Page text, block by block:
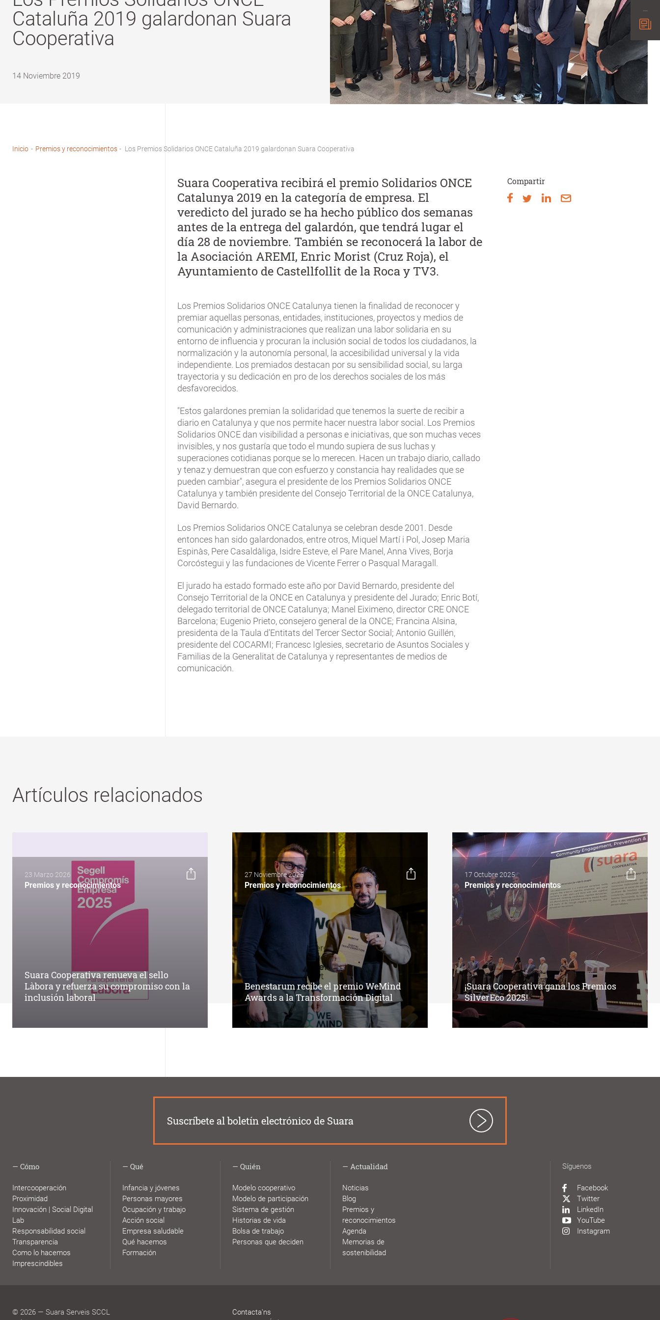
Cataluña 2019 galardonan Suara
Cooperativa
14 Noviembre 2019
Inicio - Premios y reconocimientos - Los Premios Solidarios ONCE Cataluña 2019 galardonan Suara Cooperativa
Compartir
Suara Cooperativa recibirá el premio Solidarios ONCE
Catalunya 2019 en la categoría de empresa. El
veredicto del jurado se ha hecho público dos semanas
antes de la entrega del galardón, que tendrá lugar el
día 28 de noviembre. También se reconocerá la labor de
la Asociación AREMI, Enric Morist (Cruz Roja), el
Ayuntamiento de Castellfollit de la Roca y TV3.
Los Premios Solidarios ONCE Catalunya tienen la finalidad de reconocer y
premiar aquellas personas, entidades, instituciones, proyectos y medios de
comunicación y administraciones que realizan una labor solidaria en su
entorno de influencia y procuran la inclusión social de todos los ciudadanos, la
normalización y la autonomía personal, la accesibilidad universal y la vida
independiente. Los premiados destacan por su sensibilidad social, su larga
trayectoria y su dedicación en pro de los derechos sociales de los más
desfavorecidos.
"Estos galardones premian la solidaridad que tenemos la suerte de recibir a
diario en Catalunya y que nos permite hacer nuestra labor social. Los Premios
Solidarios ONCE dan visibilidad a personas e iniciativas, que son muchas veces
invisibles, y nos gustaría que todo el mundo supiera de sus luchas y
superaciones cotidianas porque se lo merecen. Hacen un trabajo diario, callado
y tenaz y demuestran que con esfuerzo y constancia hay realidades que se
pueden cambiar", asegura el presidente de los Premios Solidarios ONCE
Catalunya y también presidente del Consejo Territorial de la ONCE Catalunya,
David Bernardo.
Los Premios Solidarios ONCE Catalunya se celebran desde 2001. Desde
entonces han sido galardonados, entre otros, Miquel Martí i Pol, Josep Maria
Espinàs, Pere Casaldàliga, Isidre Esteve, el Pare Manel, Anna Vives, Borja
Corcóstegui y las fundaciones de Vicente Ferrer o Pasqual Maragall.
El jurado ha estado formado este año por David Bernardo, presidente del
Consejo Territorial de la ONCE en Catalunya y presidente del Jurado; Enric Botí,
delegado territorial de ONCE Catalunya; Manel Eiximeno, director CRE ONCE
Barcelona; Eugenio Prieto, consejero general de la ONCE; Francina Alsina,
presidenta de la Taula d’Entitats del Tercer Sector Social; Antonio Guillén,
presidente del COCARMI; Francesc Iglesies, secretario de Asuntos Sociales y
Familias de la Generalitat de Catalunya y representantes de medios de
comunicación.
Artículos relacionados
23 Marzo 2026
Premios y reconocimientos
Suara Cooperativa renueva el sello
Làbora y refuerza su compromiso con la
inclusión laboral
27 Noviembre 2025
Premios y reconocimientos
Benestarum recibe el premio WeMind
Awards a la Transformación Digital
17 Octubre 2025
Premios y reconocimientos
¡Suara Cooperativa gana los Premios
SilverEco 2025!
Suscríbete al boletín electrónico de Suara
Cómo
Intercooperación
Proximidad
Innovación | Social Digital
Lab
Responsabilidad social
Transparencia
Como lo hacemos
Imprescindibles
Qué
Infancia y jóvenes
Personas mayores
Ocupación y trabajo
Acción social
Empresa saludable
Qué hacemos
Formación
Quién
Modelo cooperativo
Modelo de participación
Sistema de gestión
Historias de vida
Bolsa de trabajo
Personas que deciden
Actualidad
Noticias
Blog
Premios y
reconocimientos
Agenda
Memorias de
sostenibilidad
Síguenos
Facebook
Twitter
LinkedIn
YouTube
Instagram
© 2026 — Suara Serveis SCCL
Contacta'ns